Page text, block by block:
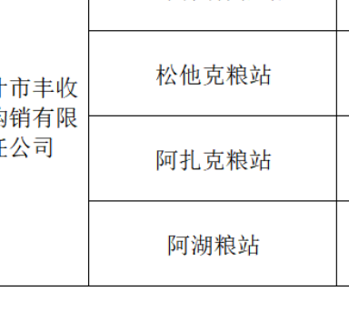
农户及具备售粮意愿的粮食经营者，均可自愿前往公
等级，对应公示价格据实结算；农户可全程旁观检验
转”和收购“转圈粮”“超标粮”“人情粮”“关系粮”；
、生产安全，坚决防范任何安全事故发生；